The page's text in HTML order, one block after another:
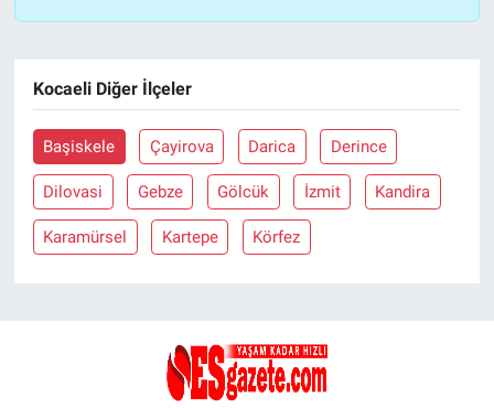
Kocaeli Diğer İlçeler
Başiskele Çayirova Darica Derince
Dilovasi Gebze Gölcük İzmit Kandira
Karamürsel Kartepe Körfez